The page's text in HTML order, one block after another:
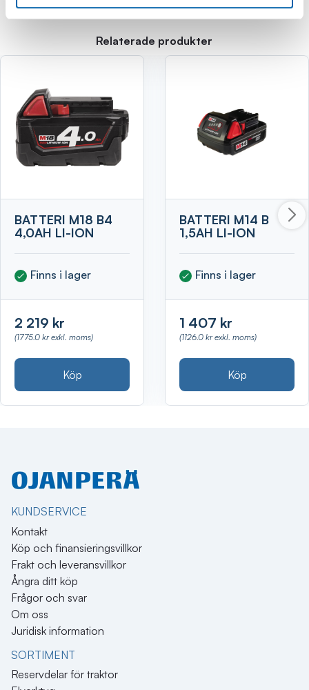
Relaterade produkter
BATTERI M18 B4
4,0AH LI-ION
Finns i lager
2 219 kr
(1775.0 kr exkl. moms)
Köp
BATTERI M14 B
1,5AH LI-ION
Finns i lager
1 407 kr
(1126.0 kr exkl. moms)
Köp
KUNDSERVICE
Kontakt
Köp och finansieringsvillkor
Frakt och leveransvillkor
Ångra ditt köp
Frågor och svar
Om oss
Juridisk information
SORTIMENT
Reservdelar för traktor